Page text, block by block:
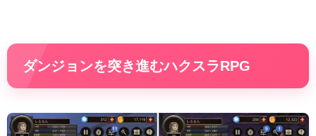
ダンジョンを突き進むハクスラRPG